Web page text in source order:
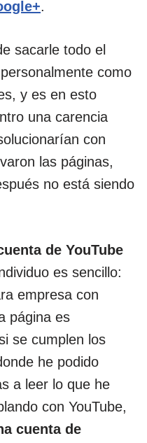
.
sacarle todo el
como
y es en esto
una carencia
con
las páginas,
no está siendo
de YouTube
es sencillo:
empresa con
página es
se cumplen los
he podido
a leer lo que he
con YouTube,
cuenta de